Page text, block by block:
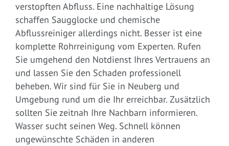
verstopften Abfluss. Eine nachhaltige Lösung
schaffen Saugglocke und chemische
Abflussreiniger allerdings nicht. Besser ist eine
komplette Rohrreinigung vom Experten. Rufen
Sie umgehend den Notdienst Ihres Vertrauens an
und lassen Sie den Schaden professionell
beheben. Wir sind für Sie in Neuberg und
Umgebung rund um die Ihr erreichbar. Zusätzlich
sollten Sie zeitnah Ihre Nachbarn informieren.
Wasser sucht seinen Weg. Schnell können
ungewünschte Schäden in anderen